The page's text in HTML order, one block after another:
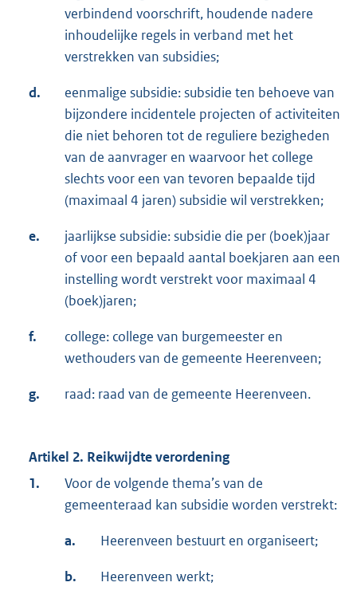
verbindend voorschrift, houdende nadere
inhoudelijke regels in verband met het
verstrekken van subsidies;
d.
eenmalige subsidie: subsidie ten behoeve van
bijzondere incidentele projecten of activiteiten
die niet behoren tot de reguliere bezigheden
van de aanvrager en waarvoor het college
slechts voor een van tevoren bepaalde tijd
(maximaal 4 jaren) subsidie wil verstrekken;
e.
jaarlijkse subsidie: subsidie die per (boek)jaar
of voor een bepaald aantal boekjaren aan een
instelling wordt verstrekt voor maximaal 4
(boek)jaren;
f.
college: college van burgemeester en
wethouders van de gemeente Heerenveen;
g. raad: raad van de gemeente Heerenveen.
Artikel 2. Reikwijdte verordening
1.
Voor de volgende thema’s van de
gemeenteraad kan subsidie worden verstrekt:
a. Heerenveen bestuurt en organiseert;
b. Heerenveen werkt;